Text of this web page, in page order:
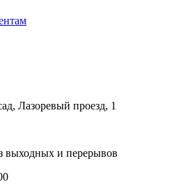
Лазоревый проезд, 1
выходных и перерывов